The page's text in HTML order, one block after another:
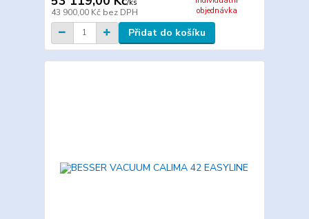
/ks
43 900,00 Kč bez DPH
objednávka
Přidat do košíku